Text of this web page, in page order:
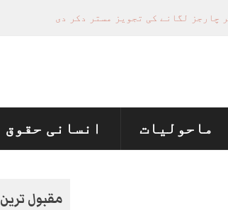
چارجز لگانے کی تجویز مستر دکر دی
اور ہمسائی کو قتل کردیا
ماحولیات انسانی حقوق
مقبول ترین